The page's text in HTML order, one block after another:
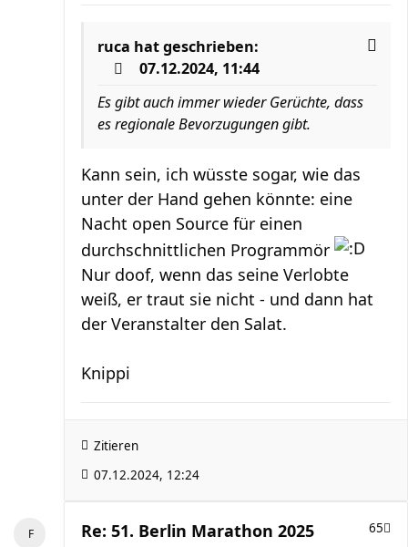
ruca hat geschrieben:
07.12.2024, 11:44
Es gibt auch immer wieder Gerüchte, dass
es regionale Bevorzugungen gibt.
Kann sein, ich wüsste sogar, wie das
unter der Hand gehen könnte: eine
Nacht open Source für einen
durchschnittlichen Programmör
Nur doof, wenn das seine Verlobte
weiß, er traut sie nicht - und dann hat
der Veranstalter den Salat.
Knippi
Zitieren
07.12.2024, 12:24
Re: 51. Berlin Marathon 2025 65